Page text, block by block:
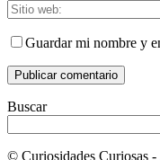
Guardar mi nombre y
Buscar
© Curiosidades Curiosas -